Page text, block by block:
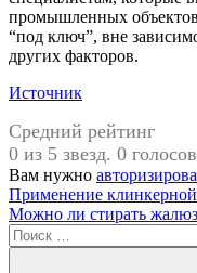
промышленных
“под ключ”, вне
других факторов.
Источник
Средний рейтинг
0 из 5 звезд. 0
Вам нужно
Навигация
по
записям
Предыдущая
запись:
Применение
Следующая
запись:
Можно ли стирать
Поиск
для: